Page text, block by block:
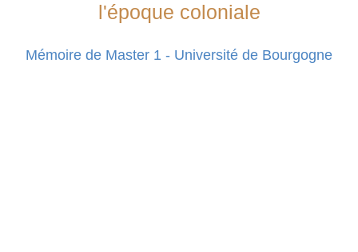
l'époque coloniale
Mémoire de Master 1 - Université de Bourgogne